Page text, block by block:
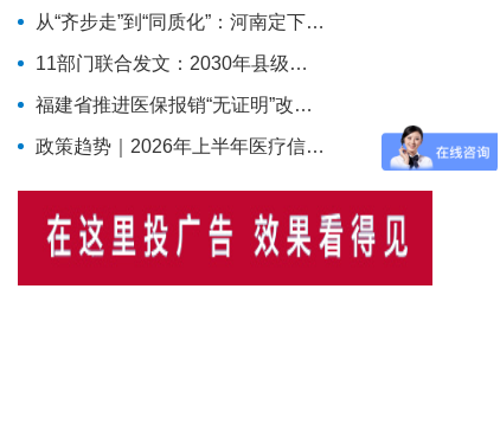
从“齐步走”到“同质化”：河南定下三年目标，重塑基层医疗质量体系
11部门联合发文：2030年县级中医医院电子病历达标率100%，AI辅助诊疗加速落地
福建省推进医保报销“无证明”改革 2026年底实现公立医院全覆盖
政策趋势｜2026年上半年医疗信息化政策汇总，18项政策密集落地（附汇总报告下载）